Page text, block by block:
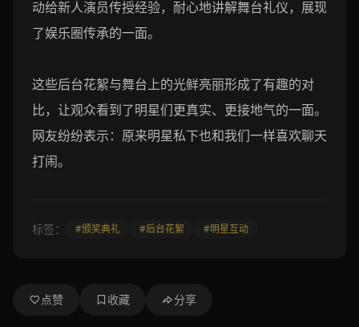
动给新人演员传授经验，耐心地讲解舞台礼仪，展现
了娱乐圈传承的一面。
这些后台花絮与舞台上的光鲜亮丽形成了有趣的对
比，让观众看到了明星们更真实、更接地气的一面。
网友纷纷表示：原来明星私下也和我们一样喜欢聊天
打闹。
标签： #颁奖典礼 #后台花絮 #明星互动
点赞 收藏 分享